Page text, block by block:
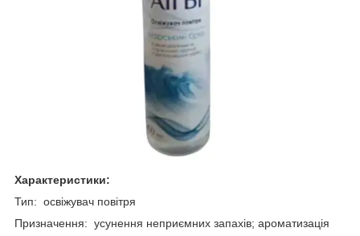
Характеристики:
Тип: освіжувач повітря
Призначення: усунення неприємних запахів; ароматизація